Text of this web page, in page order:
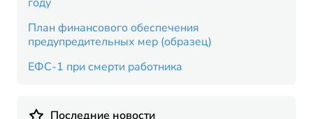
План финансового обеспечения
предупредительных мер (образец)
ЕФС-1 при смерти работника
Последние новости